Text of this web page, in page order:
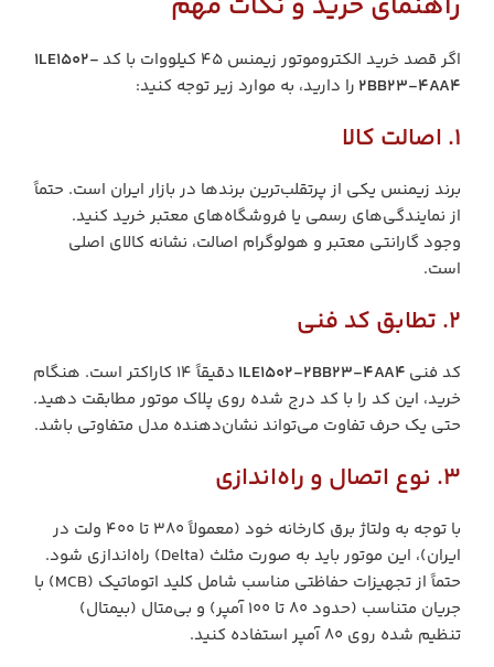
اگر قصد خرید الکتروموتور زیمنس 45 کیلووات با کد
1LE1502-
2BB23-4AA4 را دارید، به موارد زیر توجه کنید:
1. اصالت کالا
برند زیمنس یکی از پرتقلب‌ترین برندها در بازار ایران است. حتماً
از نمایندگی‌های رسمی یا فروشگاه‌های معتبر خرید کنید.
وجود گارانتی معتبر و هولوگرام اصالت، نشانه کالای اصلی
است.
2. تطابق کد فنی
کد فنی 1LE1502-2BB23-4AA4
دقیقاً 14 کاراکتر است. هنگام
خرید، این کد را با کد درج شده روی پلاک موتور مطابقت دهید.
حتی یک حرف تفاوت می‌تواند نشان‌دهنده مدل متفاوتی باشد.
3. نوع اتصال و راه‌اندازی
با توجه به ولتاژ برق کارخانه خود (معمولاً 380 تا 400 ولت در
ایران)، این موتور باید به صورت مثلث (Delta) راه‌اندازی شود.
حتماً از تجهیزات حفاظتی مناسب شامل کلید اتوماتیک (MCB) با
جریان متناسب (حدود 80 تا 100 آمپر) و بی‌متال (بیمتال)
تنظیم شده روی 80 آمپر استفاده کنید.